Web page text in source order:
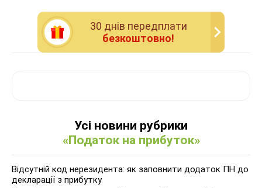
30 днiв передплати
безкоштовно!
Усі новини рубрики
«Податок на прибуток»
Відсутній код нерезидента: як заповнити додаток ПН до
декларації з прибутку